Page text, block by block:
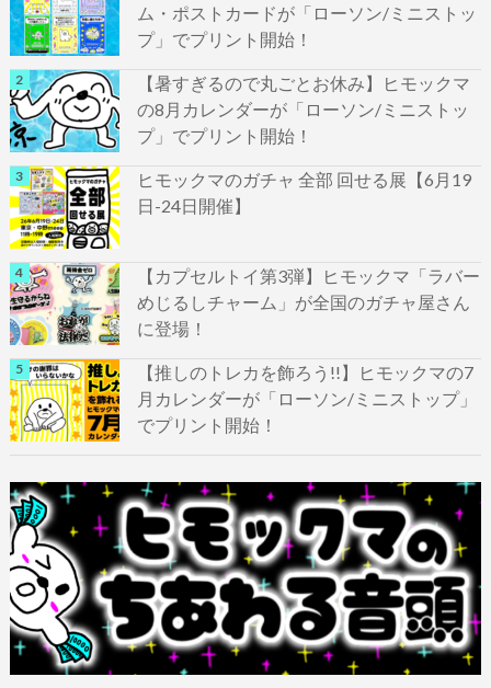
ム・ポストカードが「ローソン/ミニストッ
プ」でプリント開始！
【暑すぎるので丸ごとお休み】ヒモックマ
の8月カレンダーが「ローソン/ミニストッ
プ」でプリント開始！
ヒモックマのガチャ 全部 回せる展【6月19
日-24日開催】
【カプセルトイ第3弾】ヒモックマ「ラバー
めじるしチャーム」が全国のガチャ屋さん
に登場！
【推しのトレカを飾ろう!!】ヒモックマの7
月カレンダーが「ローソン/ミニストップ」
でプリント開始！